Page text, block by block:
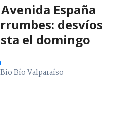
España
desvíos
el domingo
Bío Valparaíso